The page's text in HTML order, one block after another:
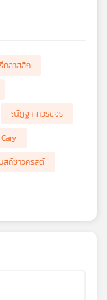
คลาสสิก
ณัฏฐา ควรขจร
สถ์ชาวคริสต์